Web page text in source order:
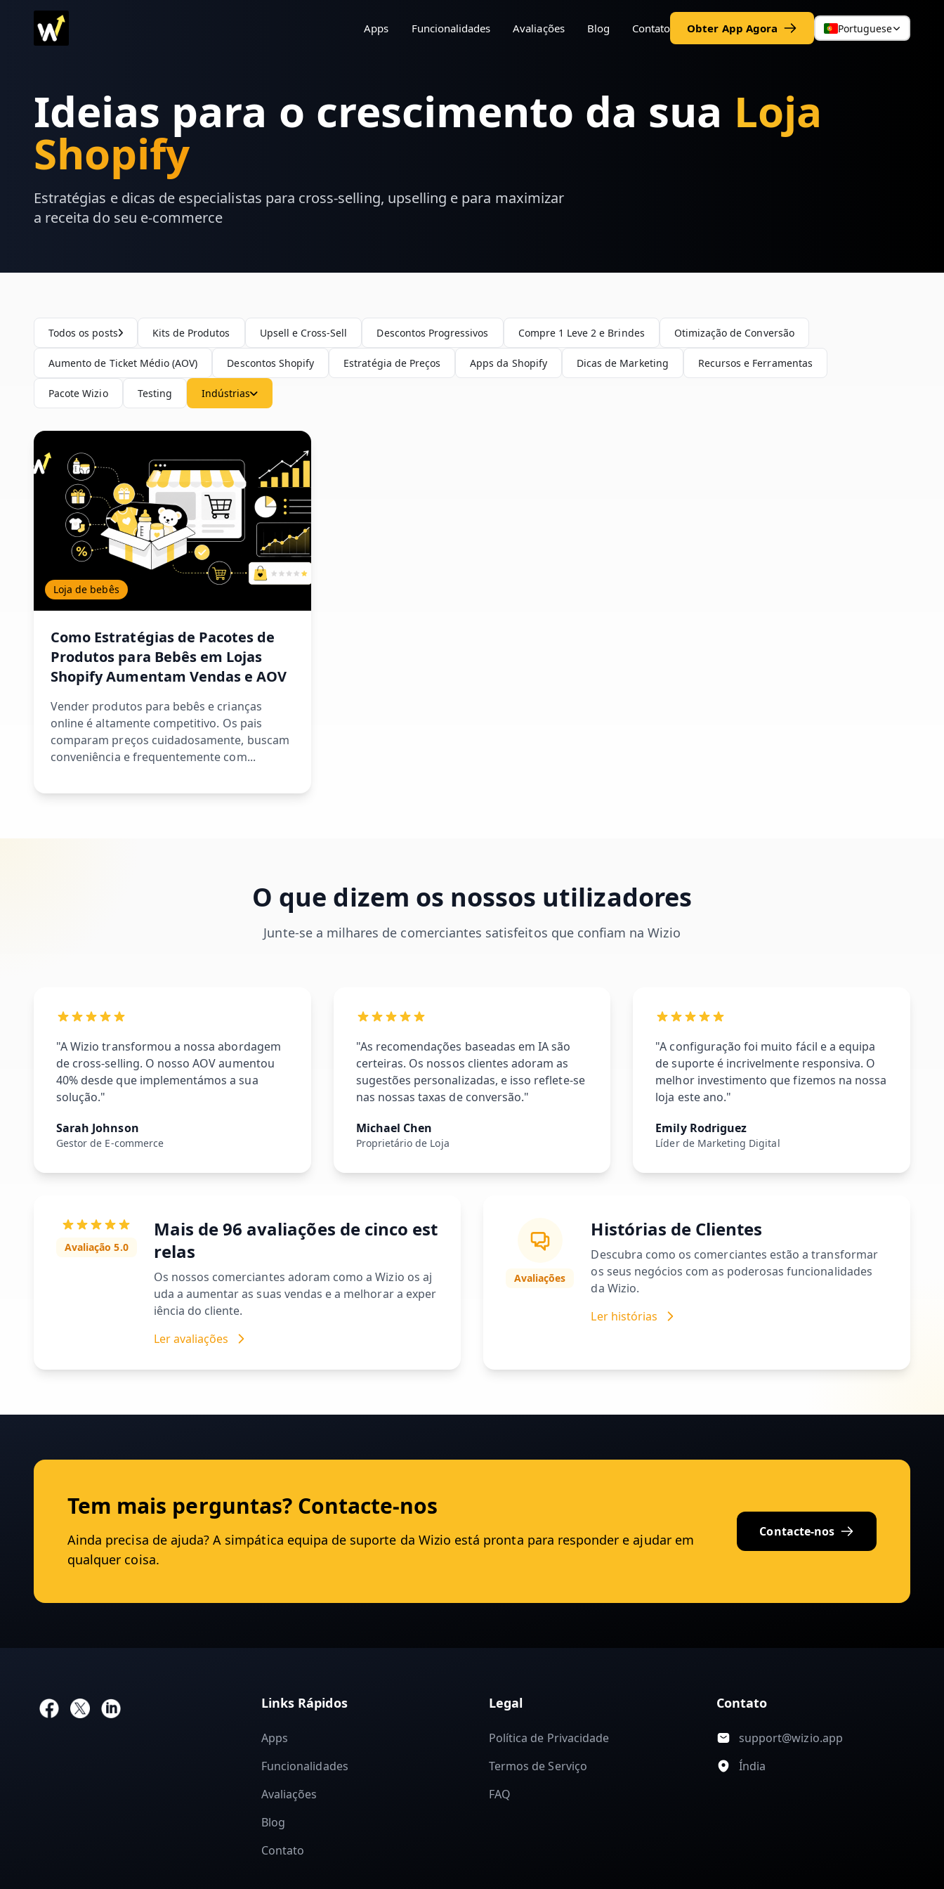
Apps Funcionalidades Avaliações Blog Contato Obter App Agora Portuguese
Ideias para o crescimento da sua Loja
Shopify
Estratégias e dicas de especialistas para cross-selling, upselling e para maximizar
a receita do seu e-commerce
Todos os posts Kits de Produtos Upsell e Cross-Sell Descontos Progressivos Compre 1 Leve 2 e Brindes Otimização de Conversão
Aumento de Ticket Médio (AOV) Descontos Shopify Estratégia de Preços Apps da Shopify Dicas de Marketing Recursos e Ferramentas
Pacote Wizio Testing Indústrias
Loja de bebês
Como Estratégias de Pacotes de
Produtos para Bebês em Lojas
Shopify Aumentam Vendas e AOV
Vender produtos para bebês e crianças
online é altamente competitivo. Os pais
comparam preços cuidadosamente, buscam
conveniência e frequentemente com...
O que dizem os nossos utilizadores
Junte-se a milhares de comerciantes satisfeitos que confiam na Wizio
"A Wizio transformou a nossa abordagem
de cross-selling. O nosso AOV aumentou
40% desde que implementámos a sua
solução."
Sarah Johnson
Gestor de E-commerce
"As recomendações baseadas em IA são
certeiras. Os nossos clientes adoram as
sugestões personalizadas, e isso reflete-se
nas nossas taxas de conversão."
Michael Chen
Proprietário de Loja
"A configuração foi muito fácil e a equipa
de suporte é incrivelmente responsiva. O
melhor investimento que fizemos na nossa
loja este ano."
Emily Rodriguez
Líder de Marketing Digital
Avaliação 5.0
Mais de 96 avaliações de cinco est
relas
Os nossos comerciantes adoram como a Wizio os aj
uda a aumentar as suas vendas e a melhorar a exper
iência do cliente.
Ler avaliações
Avaliações
Histórias de Clientes
Descubra como os comerciantes estão a transformar
os seus negócios com as poderosas funcionalidades
da Wizio.
Ler histórias
Tem mais perguntas? Contacte-nos
Ainda precisa de ajuda? A simpática equipa de suporte da Wizio está pronta para responder e ajudar em
qualquer coisa.
Contacte-nos
Links Rápidos
Apps
Funcionalidades
Avaliações
Blog
Contato
Legal
Política de Privacidade
Termos de Serviço
FAQ
Contato
support@wizio.app
Índia